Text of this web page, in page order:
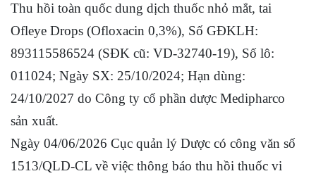
Thu hồi toàn quốc dung dịch thuốc nhỏ mắt, tai
Ofleye Drops (Ofloxacin 0,3%), Số GĐKLH:
893115586524 (SĐK cũ: VD-32740-19), Số lô:
011024; Ngày SX: 25/10/2024; Hạn dùng:
24/10/2027 do Công ty cổ phần dược Medipharco
sản xuất.
Ngày 04/06/2026 Cục quản lý Dược có công văn số
1513/QLD-CL về việc thông báo thu hồi thuốc vi